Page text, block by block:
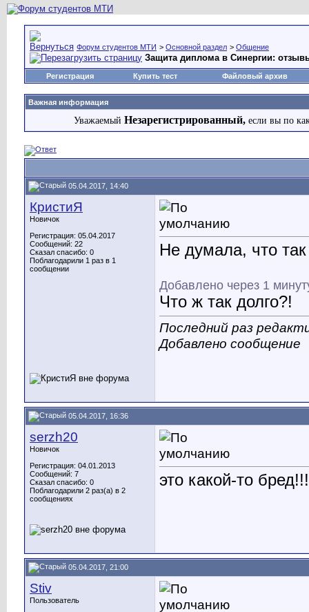
Форум студентов МТИ > Основной раздел > Общение
Защита диплома в Синергии:
Регистрация Купить тест Файловый архив
Важная информация
Уважаемый Незарегистрированный, если вы по
05.04.2017, 14:40
КристиЯ
Новичок
Регистрация: 05.04.2017
Сообщений: 22
Сказал спасибо: 0
Поблагодарили 1 раз в 1
сообщении
Не думала, что так
Добавлено через 1
Что ж так долго?!
Последний раз
Добавлено сообщение
05.04.2017, 16:36
serzh20
Новичок
Регистрация: 04.01.2013
Сообщений: 7
Сказал спасибо: 0
Поблагодарили 2 раз(а) в 2
сообщениях
это какой-то
05.04.2017, 21:00
Stiv
Пользователь